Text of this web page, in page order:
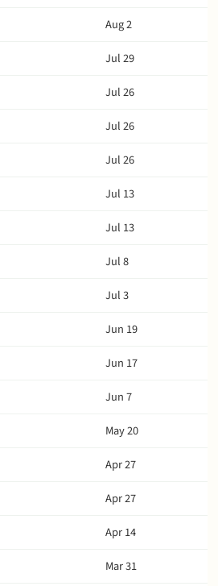
Aug 2
Jul 29
Jul 26
Jul 26
Jul 26
Jul 13
Jul 13
Jul 8
Jul 3
Jun 19
Jun 17
Jun 7
May 20
Apr 27
Apr 27
Apr 14
Mar 31